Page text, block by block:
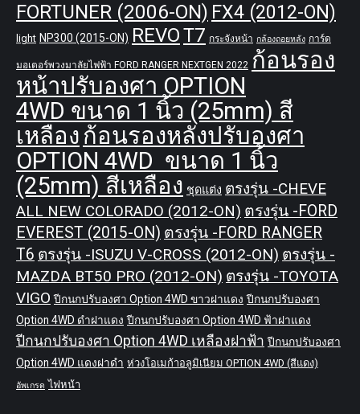
FORTUNER (2006-ON) FX4 (2012-ON)
light NP300 (2015-ON) REVOT7 กระจังหน้า กล้องถอยหลัง การ์ด
มอเตอร์พวงมาลัยไฟฟ้า FORD RANGER NEXTGEN 2022 ก้อนรอง
หน้าปรับองศา OPTION
4WD ขนาด 1 นิ้ว (25mm) สี
เหลือง ก้อนรองหลังปรับองศา
OPTION 4WD ขนาด 1 นิ้ว
(25mm) สีเหลือง ชุดแต่ง ตรงรุ่น -CHEVE
ALL NEW COLORADO (2012-ON) ตรงรุ่น -FORD
EVEREST (2015-ON) ตรงรุ่น -FORD RANGER
T6 ตรงรุ่น -ISUZU V-CROSS (2012-ON) ตรงรุ่น -
MAZDA BT50 PRO (2012-ON) ตรงรุ่น -TOYOTA
VIGO ปีกนกปรับองศา Option 4WD ขาวฝาแดง ปีกนกปรับองศา
Option 4WD ดำฝาแดง ปีกนกปรับองศา Option 4WD ฟ้าฝาแดง
ปีกนกปรับองศา Option 4WD เหลืองฝาฟ้า ปีกนกปรับองศา
Option 4WD แดงฝาดำ ห่วงโอเมก้าอลูมิเนียม OPTION 4WD (สีแดง)
อัพเกรด ไฟหน้า